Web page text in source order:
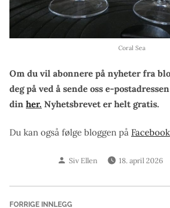
Coral Sea
Om du vil abonnere på nyheter fra
deg på ved å sende oss e-postadressen
din her. Nyhetsbrevet er helt gratis.
Du kan også følge bloggen på Facebook
Skrevet
Siv Ellen 18. april 2026
FORRIGE INNLEGGForrige